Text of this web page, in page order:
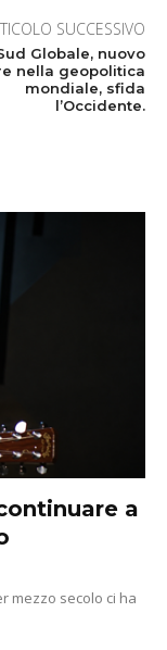
SUCCESSIVO
Globale, nuovo
nella geopolitica
mondiale, sfida
l’Occidente.
a
mezzo secolo ci ha